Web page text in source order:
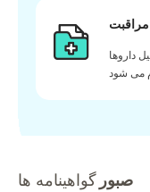
داروها
می شود
صبور گواهینامه ها